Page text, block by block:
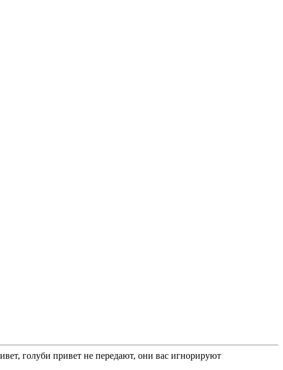
голуби привет не передают, они вас игнорируют